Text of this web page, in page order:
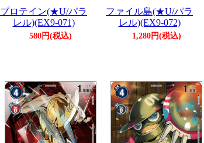
プロテイン(★U/パラ
レル)(EX9-071)
580円(税込)
ファイル島(★U/パラ
レル)(EX9-072)
1,280円(税込)